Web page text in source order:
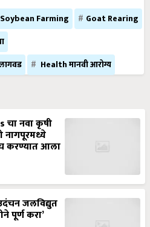
Soybean Farming
Goat Rearing
Health मानवी आरोग्य
नवा कृषी
नागपूरमध्ये
करण्यात आला
जलविद्युत
पूर्ण करा’